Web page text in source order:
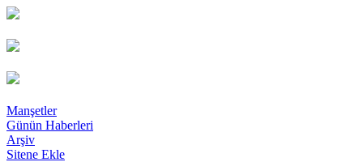
Manşetler
Günün Haberleri
Arşiv
Sitene Ekle